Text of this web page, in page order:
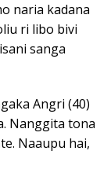
naria kadana
ri libo bivi
sanga
Angri (40)
Nanggita tona
Naaupu hai,